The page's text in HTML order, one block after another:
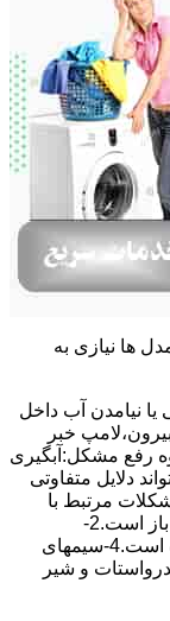
ها ﻧﯿﺎزی ﺑﻪ
یا نیامدن آب داخل
ﺧﺒﺮ
رﻓﻊ مشکل:آبگیری
دلایل متفاوتی
مرتبط با
آبگیری لباسشویی مراجعه کنید.1-درب ﻣﺎﺷﯿﻦ ﺑﺎز اﺳﺖ.2-
ﻣﯿﮑﺮوﺳﻮﺋﯿﭻ ﺧﺮاب اﺳﺖ.3-ﻫﯿﺪرواﺳﺘﺎت ﺧﺮاب اﺳﺖ.4-سیمهای
و ﺷﯿﺮ